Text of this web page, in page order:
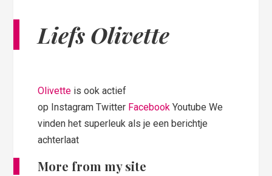
Liefs Olivette
Olivette is ook actief
op Instagram Twitter Facebook Youtube We
vinden het superleuk als je een berichtje
achterlaat
More from my site